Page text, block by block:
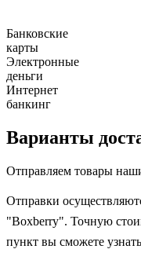
Банковские
карты
Электронные
деньги
Интернет
банкинг
Варианты
Отправляем товары
Отправки
"Boxberry". Точную
пункт вы сможете